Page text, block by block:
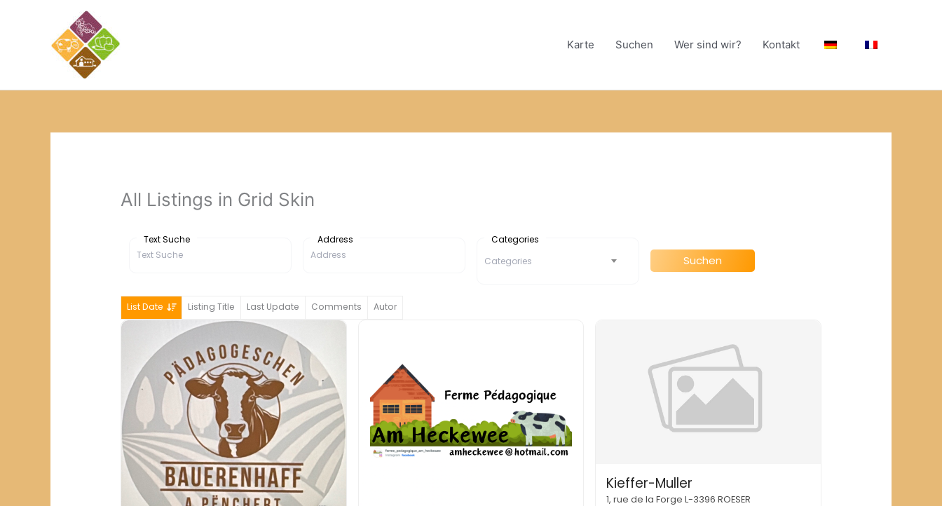
Karte Suchen Wer sind wir? Kontakt
All Listings in Grid Skin
Text Suche Address
Categories
Categories
Suchen
List Date Listing Title Last Update Comments Autor
Kieffer-Muller
1, rue de la Forge L-3396 ROESER